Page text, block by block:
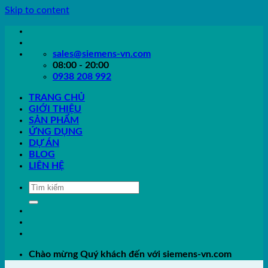
Skip to content
sales@siemens-vn.com
08:00 - 20:00
0938 208 992
TRANG CHỦ
GIỚI THIỆU
SẢN PHẨM
ỨNG DỤNG
DỰ ÁN
BLOG
LIÊN HỆ
Chào mừng Quý khách đến với siemens-vn.com